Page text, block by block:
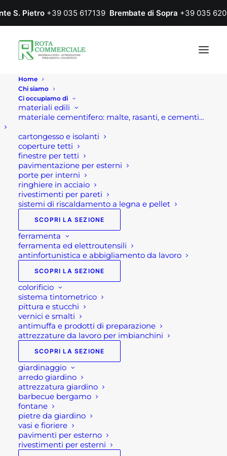
S. Pietro +39 035 617139 Brembate di Sopra +39 035
Home
Chi siamo
Ci occupiamo di
materiali edili
materiale cementifero: malte, rasanti, e cementi…
cartongesso e isolanti
coperture tetti
finestre per tetti
pavimentazione per esterni
porte per interni
ringhiere in acciaio
rivestimenti per pareti
sistemi di riscaldamento a legna e pellet
SCOPRI LA SEZIONE
ferramenta
ferramenta ed elettroutensili
antinfortunistica e abbigliamento da lavoro
SCOPRI LA SEZIONE
colorificio
sistema tintometrico
pittura e stucchi
vernici e smalti
antimuffa e prodotti di preparazione
attrezzature da lavoro per imbianchini
SCOPRI LA SEZIONE
giardinaggio
arredo giardino
attrezzatura giardino
barbecue bergamo
fontane
pietre da giardino
vasi e fioriere
pavimenti per esterno
rivestimenti per esterni
STACCIONATA IN LEGNO-
MODELLO MAREMMA
33,00€